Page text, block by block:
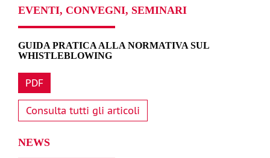
EVENTI, CONVEGNI, SEMINARI
GUIDA PRATICA ALLA NORMATIVA SUL
WHISTLEBLOWING
PDF
Consulta tutti gli articoli
NEWS